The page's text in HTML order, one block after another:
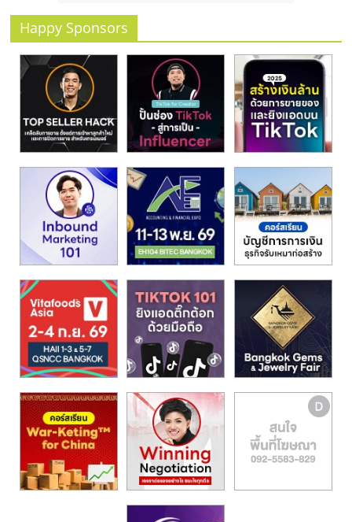
Happy Sponsors